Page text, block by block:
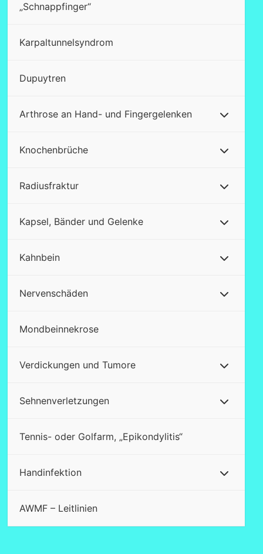
„Schnappfinger“
Karpaltunnelsyndrom
Dupuytren
Arthrose an Hand- und Fingergelenken
Knochenbrüche
Radiusfraktur
Kapsel, Bänder und Gelenke
Kahnbein
Nervenschäden
Mondbeinnekrose
Verdickungen und Tumore
Sehnenverletzungen
Tennis- oder Golfarm, „Epikondylitis“
Handinfektion
AWMF – Leitlinien